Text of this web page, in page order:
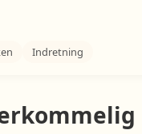
Indretning